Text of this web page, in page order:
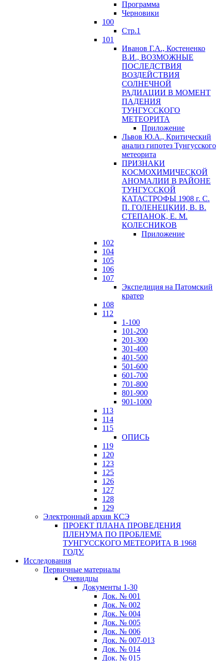
Программа
Черновики
100
Стр.1
101
Иванов Г.А., Костененко
В.И., ВОЗМОЖНЫЕ
ПОСЛЕДСТВИЯ
ВОЗДЕЙСТВИЯ
СОЛНЕЧНОЙ
РАДИАЦИИ В МОМЕНТ
ПАДЕНИЯ
ТУНГУССКОГО
MЕТЕОРИТА
Приложение
Львов Ю.A., Критический
анализ гипотез Тунгусского
метеорита
ПРИЗНАКИ
КОСМОХИМИЧЕСКОЙ
АНОМАЛИИ В РАЙОНЕ
ТУНГУССКОЙ
КАТАСТРОФЫ 1908 г. С.
П. ГОЛЕНЕЦКИИ, В. В.
СТЕПАНОК, Е. М.
КОЛЕСНИКОВ
Приложение
102
104
105
106
107
Экспедиция на Патомский
кратер
108
112
1-100
101-200
201-300
301-400
401-500
501-600
601-700
701-800
801-900
901-1000
113
114
115
ОПИСЬ
119
120
123
125
126
127
128
129
Электронный архив КСЭ
ПРОЕКТ ПЛАНА ПРОВЕДЕНИЯ
ПЛЕНУМА ПО ПРОБЛЕМЕ
ТУНГУССКОГО МЕТЕОРИТА В 1968
ГОДУ.
Исследования
Первичные материалы
Очевидцы
Документы 1-30
Док. № 001
Док. № 002
Док. № 004
Док. № 005
Док. № 006
Док. № 007-013
Док. № 014
Док. № 015